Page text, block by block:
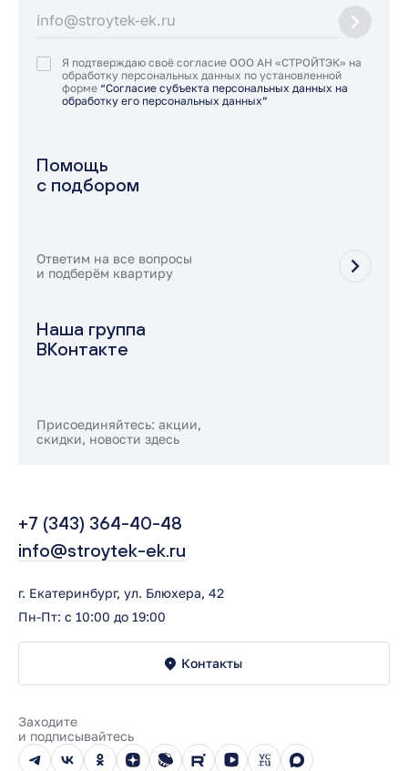
Я подтверждаю своё согласие ООО АН «СТРОЙТЭК» на
обработку персональных данных по установленной
форме “Согласие субъекта персональных данных на
обработку его персональных данных”
Помощь
с подбором
Ответим на все вопросы
и подберём квартиру
Наша группа
ВКонтакте
Присоединяйтесь: акции,
скидки, новости здесь
+7 (343) 364-40-48
info@stroytek-ek.ru
г. Екатеринбург, ул. Блюхера, 42
Пн-Пт: с 10:00 до 19:00
Контакты
Заходите
и подписывайтесь